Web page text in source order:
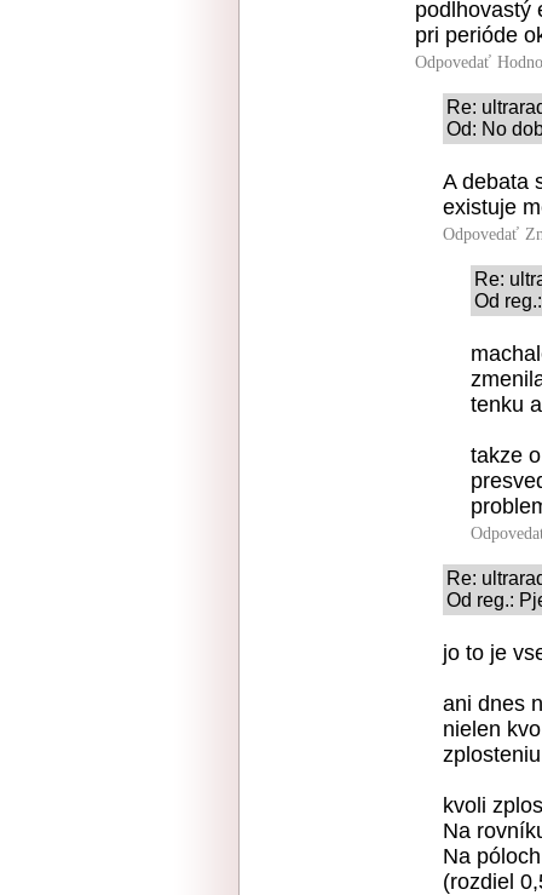
podlhovastý
pri perióde
Odpovedať
Re:
Od: No
A debata
existuje
Odpovedať
Re:
Od
tenku
takze
Re:
Od reg.:
jo to je
ani dnes
nielen
kvoli
Na
Na
(rozdiel